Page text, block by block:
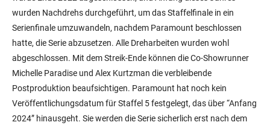
wurden Nachdrehs durchgeführt, um das Staffelfinale in ein
Serienfinale umzuwandeln, nachdem Paramount beschlossen
hatte, die Serie abzusetzen. Alle Dreharbeiten wurden wohl
abgeschlossen. Mit dem Streik-Ende können die Co-Showrunner
Michelle Paradise und Alex Kurtzman die verbleibende
Postproduktion beaufsichtigen. Paramount hat noch kein
Veröffentlichungsdatum für Staffel 5 festgelegt, das über “Anfang
2024” hinausgeht. Sie werden die Serie sicherlich erst nach dem